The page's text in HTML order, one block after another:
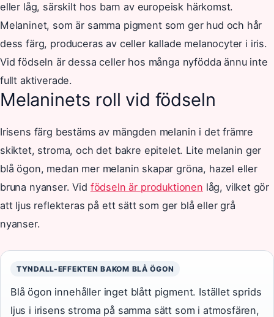
eller låg, särskilt hos barn av europeisk härkomst.
Melaninet, som är samma pigment som ger hud och hår
dess färg, produceras av celler kallade melanocyter i iris.
Vid födseln är dessa celler hos många nyfödda ännu inte
fullt aktiverade.
Melaninets roll vid födseln
Irisens färg bestäms av mängden melanin i det främre
skiktet, stroma, och det bakre epitelet. Lite melanin ger
blå ögon, medan mer melanin skapar gröna, hazel eller
bruna nyanser. Vid födseln är produktionen låg, vilket gör
att ljus reflekteras på ett sätt som ger blå eller grå
nyanser.
TYNDALL-EFFEKTEN BAKOM BLÅ ÖGON
Blå ögon innehåller inget blått pigment. Istället sprids
ljus i irisens stroma på samma sätt som i atmosfären,